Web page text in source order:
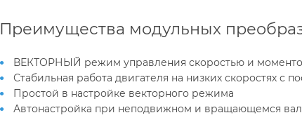
Преимущества модульных
ВЕКТОРНЫЙ режим управления скоростью и
Стабильная работа двигателя на низких скоростях с
Простой в настройке векторного режима
Автонастройка при неподвижном и вращающемся